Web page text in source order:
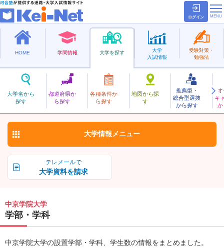
ログイン
HOME 学問情報 大学を探す
大学名から
探す
都道府県か
ら探す
各種条件か
ら探す
地図から探
す
推薦型・
総合型選抜
から探す
キ
か
大学
入試情報
受験対策・
勉強法
私立
ちゅうきょうがくいん
中京学院大学 お気に入り
テレメールで
大学資料を請求
大学情報 メニュー
中京学院大学
学部・学科
中京学院大学の設置学部・学科、学生数の情報をまとめました。